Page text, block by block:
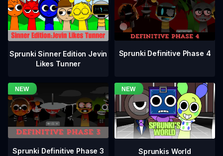
Sprunki Sinner Edition Jevin
Likes Tunner
Sprunki Definitive Phase 4
Sprunki Definitive Phase 3 Sprunkis World